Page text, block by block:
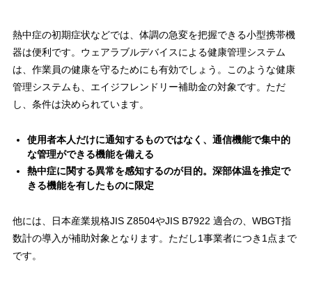
熱中症の初期症状などでは、体調の急変を把握できる小型携帯機
器は便利です。ウェアラブルデバイスによる健康管理システム
は、作業員の健康を守るためにも有効でしょう。このような健康
管理システムも、エイジフレンドリー補助金の対象です。ただ
し、条件は決められています。
使用者本人だけに通知するものではなく、通信機能で集中的
な管理ができる機能を備える
熱中症に関する異常を感知するのが目的。深部体温を推定で
きる機能を有したものに限定
他には、日本産業規格JIS Z8504やJIS B7922 適合の、WBGT指
数計の導入が補助対象となります。ただし1事業者につき1点まで
です。